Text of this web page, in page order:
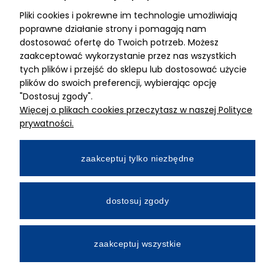
ADRES
MIMARI sp z o.o.
ul. Kurkowa 12
50-210 Wrocław
Dane rejestracyjne
NIP:8982325327
Wpłacony w całości
Numer konta bankowego
All Rights Reserved © 2026 Mimari.com.pl
Pliki cookies i pokrewne im technologie umożliwiają
poprawne działanie strony i pomagają nam
dostosować ofertę do Twoich potrzeb. Możesz
zaakceptować wykorzystanie przez nas wszystkich
tych plików i przejść do sklepu lub dostosować użycie
plików do swoich preferencji, wybierając opcję
"Dostosuj zgody".
Więcej o plikach cookies przeczytasz w naszej Polityce
prywatności.
zaakceptuj tylko niezbędne
dostosuj zgody
zaakceptuj wszystkie